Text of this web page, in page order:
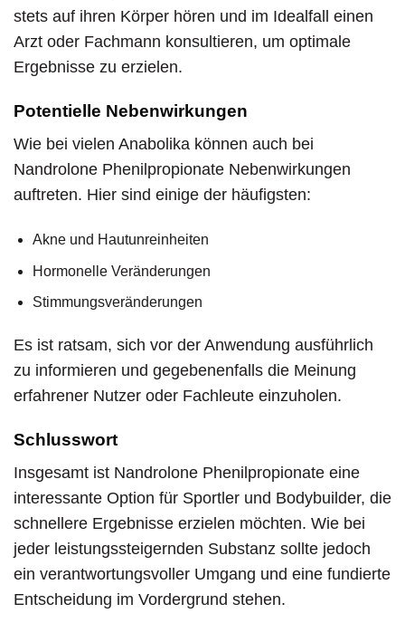
stets auf ihren Körper hören und im Idealfall einen
Arzt oder Fachmann konsultieren, um optimale
Ergebnisse zu erzielen.
Potentielle Nebenwirkungen
Wie bei vielen Anabolika können auch bei
Nandrolone Phenilpropionate Nebenwirkungen
auftreten. Hier sind einige der häufigsten:
Akne und Hautunreinheiten
Hormonelle Veränderungen
Stimmungsveränderungen
Es ist ratsam, sich vor der Anwendung ausführlich
zu informieren und gegebenenfalls die Meinung
erfahrener Nutzer oder Fachleute einzuholen.
Schlusswort
Insgesamt ist Nandrolone Phenilpropionate eine
interessante Option für Sportler und Bodybuilder, die
schnellere Ergebnisse erzielen möchten. Wie bei
jeder leistungssteigernden Substanz sollte jedoch
ein verantwortungsvoller Umgang und eine fundierte
Entscheidung im Vordergrund stehen.